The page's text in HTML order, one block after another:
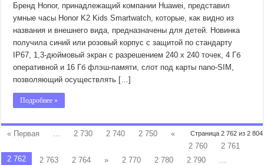
Бренд Honor, принадлежащий компании Huawei, представил
умные часы Honor K2 Kids Smartwatch, которые, как видно из
названия и внешнего вида, предназначены для детей. Новинка
получила синий или розовый корпус с защитой по стандарту
IP67, 1,3-дюймовый экран с разрешением 240 х 240 точек, 4 Гб
оперативной и 16 Гб флэш-памяти, слот под карты nano-SIM,
позволяющий осуществлять […]
Подробнее »
Страница 2 762 из 2 804
« Первая ... 2 730 2 740 2 750
«
2 760
2 761
2 762
2 763 2 764 » 2 770 2 780 2 790
...